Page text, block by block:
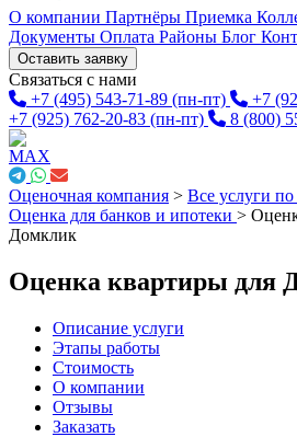
О компании Партнёры Приемка
Документы Оплата Районы Блог
Оставить заявку
Связаться с нами
+7 (495) 543-71-89 (пн-пт) +7
+7 (925) 762-20-83 (пн-пт) 8 (800)
Оценочная компания > Все услуги по
Оценка для банков и ипотеки >
Домклик
Оценка квартиры для
Описание услуги
Этапы работы
Стоимость
О компании
Отзывы
Заказать